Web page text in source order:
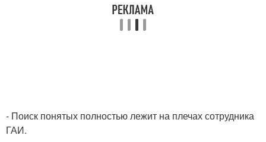
- Поиск понятых полностью лежит на плечах сотрудника
ГАИ.